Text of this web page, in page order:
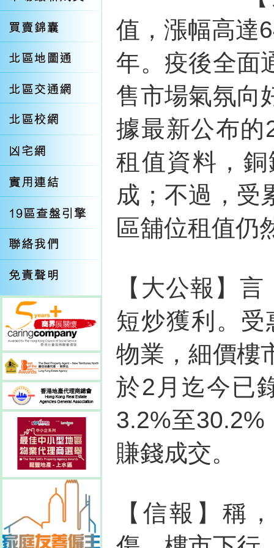
值，漲幅高達
年。疫後全面
售市場氣氛向
據最新公布的
租值資料，
成；不過，受
區舖位租值仍
【大公報】
短炒獲利。
物業，細價樓
於2月迄今已
3.2%至
賺錢成交。
【信報】稱